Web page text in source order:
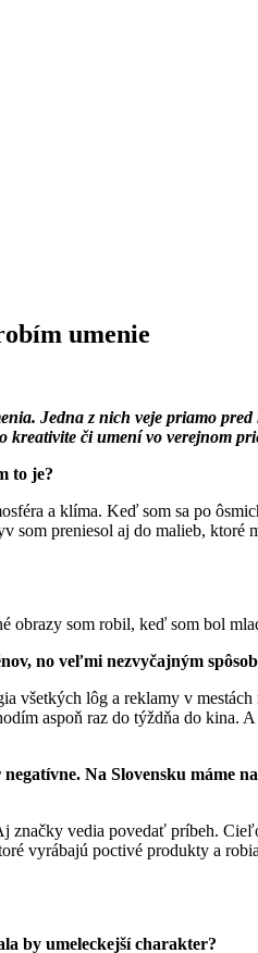
umenie
Jedna z nich veje priamo
či umení vo verejnom
to je?
a klíma. Keď som sa po
preniesol aj do malieb,
som robil, keď som bol
no veľmi nezvyčajným
všetkých lôg a reklamy v
aspoň raz do týždňa do
Na Slovensku máme
vedia povedať príbeh.
vyrábajú poctivé produkty a
by umeleckejší charakter?